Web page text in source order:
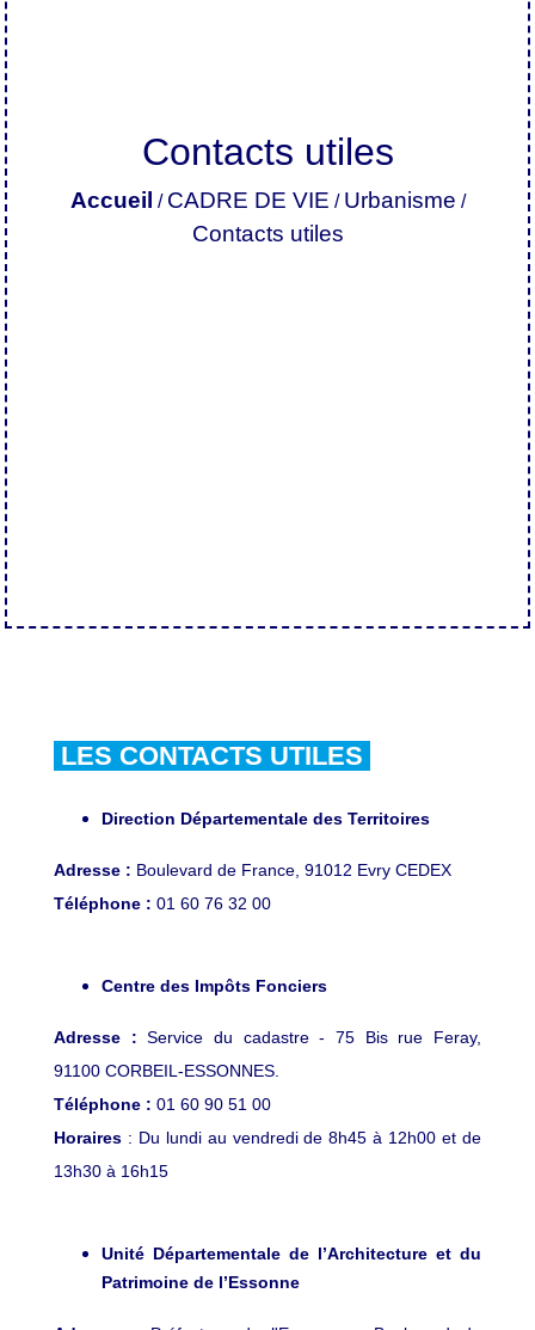
Contacts utiles
Accueil / CADRE DE VIE / Urbanisme /
Contacts utiles
LES CONTACTS UTILES
Direction Départementale des Territoires
Adresse : Boulevard de France, 91012 Evry CEDEX
Téléphone : 01 60 76 32 00
Centre des Impôts Fonciers
Adresse : Service du cadastre - 75 Bis rue Feray,
91100 CORBEIL-ESSONNES.
Téléphone : 01 60 90 51 00
Horaires : Du lundi au vendredi de 8h45 à 12h00 et de
13h30 à 16h15
Unité Départementale de l’Architecture et du
Patrimoine de l’Essonne